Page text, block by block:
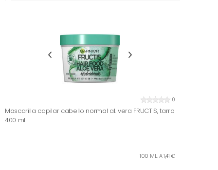
0
Mascarilla capilar cabello normal al. vera FRUCTIS, tarro
400 ml
100 ML. A 1,41 €